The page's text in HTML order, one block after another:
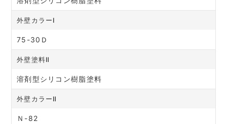
外壁カラーⅠ
75-30Ｄ
外壁塗料Ⅱ
溶剤型シリコン樹脂塗料
外壁カラーⅡ
Ｎ-82